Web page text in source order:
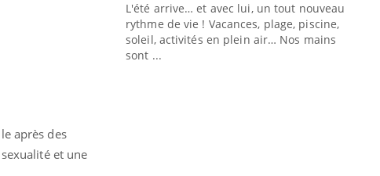
après des
et une
L'été arrive… et avec lui, un tout nouveau
rythme de vie ! Vacances, plage, piscine,
soleil, activités en plein air… Nos mains
sont ...